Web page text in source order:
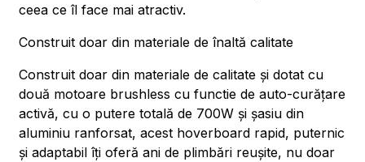
ceea ce îl face mai atractiv.
Construit doar din materiale de înaltă calitate
Construit doar din materiale de calitate și dotat cu
două motoare brushless cu functie de auto-curățare
activă, cu o putere totală de 700W și șasiu din
aluminiu ranforsat, acest hoverboard rapid, puternic
și adaptabil îți oferă ani de plimbări reușite, nu doar